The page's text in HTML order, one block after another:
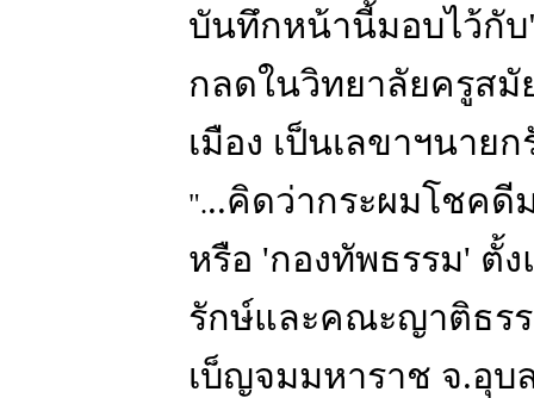
บันทึกหน้านี้มอบไว้กั
กลดในวิทยาลัยครูส
เมือง เป็นเลขาฯนาย
"...คิดว่ากระผมโชคดี
หรือ 'กองทัพธรรม' ตั้
รักษ์และคณะญาติธรร
เบ็ญจมมหาราช จ.อุ